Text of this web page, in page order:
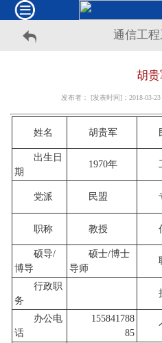
通信工
胡贵
发布者： [发表时间]：2018-03-
姓名 胡贵军
出生日
期
1970年
党派 民盟
职称 教授
硕导/
博导
硕士/博士
导师
行政职
务
办公电
话
155841788
85